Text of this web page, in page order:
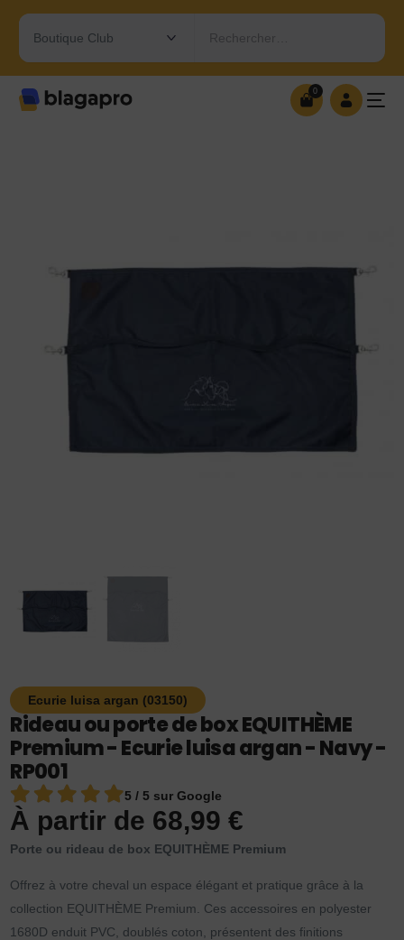
Rechercher…
0
Ecurie luisa argan (03150)
Rideau ou porte de box EQUITHÈME
Premium - Ecurie luisa argan - Navy -
RP001
5 / 5 sur Google
À partir de 68,99€
Porte ou rideau de box EQUITHÈME Premium
Offrez à votre cheval un espace élégant et pratique grâce à la
collection EQUITHÈME Premium. Ces accessoires en polyester
1680D enduit PVC, doublés coton, présentent des finitions